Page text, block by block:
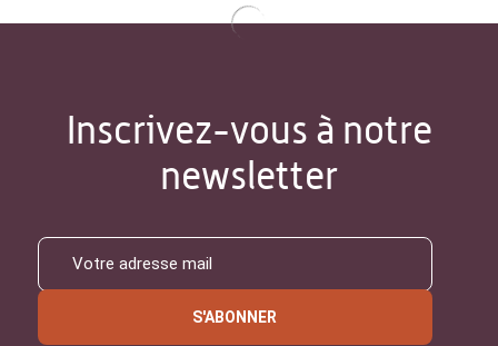
Inscrivez-vous à notre
newsletter
S'ABONNER